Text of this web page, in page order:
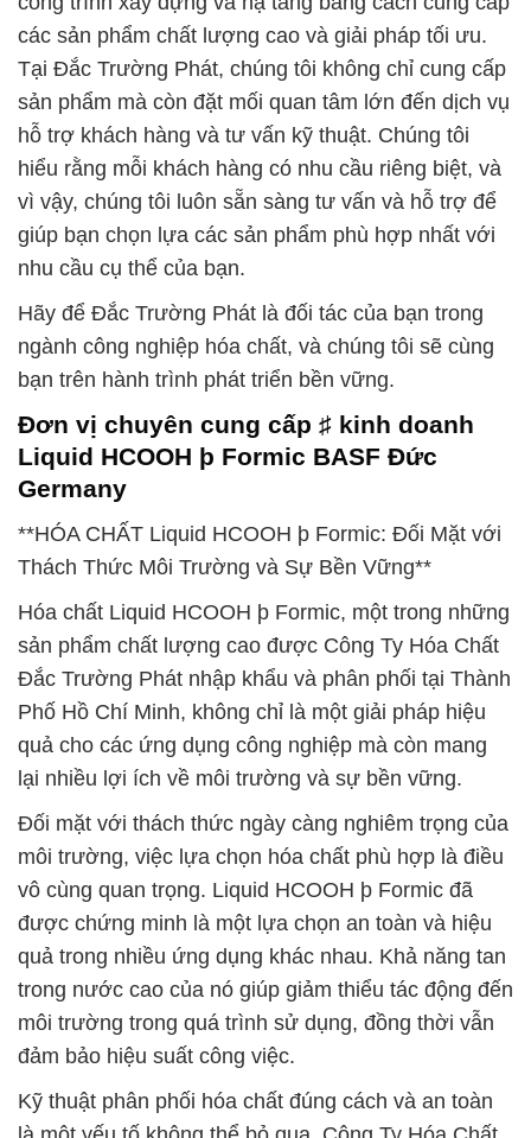
các sản phẩm chất lượng cao và giải pháp tối ưu.
Tại Đắc Trường Phát, chúng tôi không chỉ cung cấp
sản phẩm mà còn đặt mối quan tâm lớn đến dịch vụ
hỗ trợ khách hàng và tư vấn kỹ thuật. Chúng tôi
hiểu rằng mỗi khách hàng có nhu cầu riêng biệt, và
vì vậy, chúng tôi luôn sẵn sàng tư vấn và hỗ trợ để
giúp bạn chọn lựa các sản phẩm phù hợp nhất với
nhu cầu cụ thể của bạn.
Hãy để Đắc Trường Phát là đối tác của bạn trong
ngành công nghiệp hóa chất, và chúng tôi sẽ cùng
bạn trên hành trình phát triển bền vững.
Đơn vị chuyên cung cấp ♯ kinh doanh
Liquid HCOOH þ Formic BASF Đức
Germany
**HÓA CHẤT Liquid HCOOH þ Formic: Đối Mặt với
Thách Thức Môi Trường và Sự Bền Vững**
Hóa chất Liquid HCOOH þ Formic, một trong những
sản phẩm chất lượng cao được Công Ty Hóa Chất
Đắc Trường Phát nhập khẩu và phân phối tại Thành
Phố Hồ Chí Minh, không chỉ là một giải pháp hiệu
quả cho các ứng dụng công nghiệp mà còn mang
lại nhiều lợi ích về môi trường và sự bền vững.
Đối mặt với thách thức ngày càng nghiêm trọng của
môi trường, việc lựa chọn hóa chất phù hợp là điều
vô cùng quan trọng. Liquid HCOOH þ Formic đã
được chứng minh là một lựa chọn an toàn và hiệu
quả trong nhiều ứng dụng khác nhau. Khả năng tan
trong nước cao của nó giúp giảm thiểu tác động đến
môi trường trong quá trình sử dụng, đồng thời vẫn
đảm bảo hiệu suất công việc.
Kỹ thuật phân phối hóa chất đúng cách và an toàn